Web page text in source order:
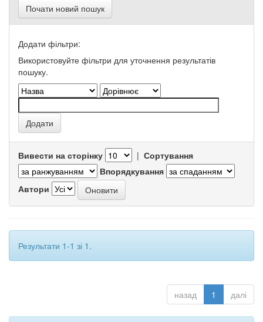
Почати новий пошук
Додати фільтри:
Використовуйте фільтри для уточнення результатів
пошуку.
Вивести на сторінку | Сортування
Впорядкування
Автори
Результати 1-1 зі 1.
назад 1 далі